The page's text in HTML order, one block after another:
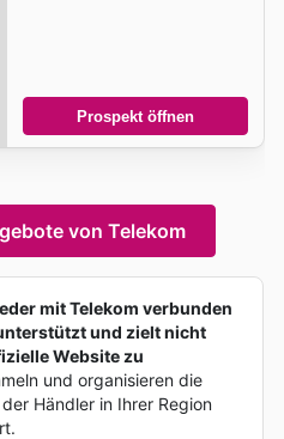
Prospekt öffnen
von Telekom
mit Telekom verbunden
und zielt nicht
Website zu
und organisieren die
Händler in Ihrer Region